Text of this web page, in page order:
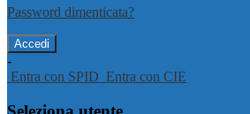
Password dimenticata?
-
Entra con SPID Entra con CIE